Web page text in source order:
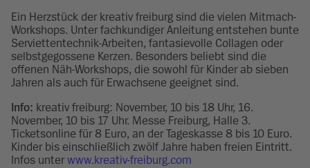
Ein Herzstück der kreativ freiburg sind die vielen Mitmach-
Workshops. Unter fachkundiger Anleitung entstehen bunte
Serviettentechnik-Arbeiten, fantasievolle Collagen oder
selbstgegossene Kerzen. Besonders beliebt sind die
offenen Näh-Workshops, die sowohl für Kinder ab sieben
Jahren als auch für Erwachsene geeignet sind.
Info: kreativ freiburg: November, 10 bis 18 Uhr, 16.
November, 10 bis 17 Uhr. Messe Freiburg, Halle 3.
Ticketsonline für 8 Euro, an der Tageskasse 8 bis 10 Euro.
Kinder bis einschließlich zwölf Jahre haben freien Eintritt.
Infos unterwww.kreativ-freiburg.com